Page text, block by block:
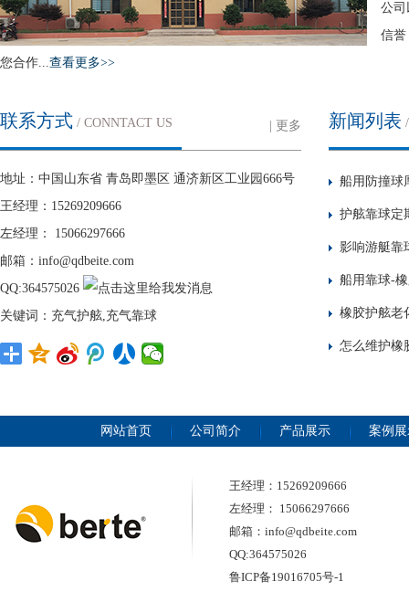
公司
信誉
您合作...查看更多>>
联系方式 / CONNTACT US | 更多
地址：中国山东省 青岛即墨区 通济新区工业园666号
王经理：15269209666
左经理： 15066297666
邮箱：info@qdbeite.com
QQ:364575026
关键词：充气护舷,充气靠球
新闻列表
船用防撞球
护舷靠球定
影响游艇靠
船用靠球-
橡胶护舷老
怎么维护橡
网站首页 公司简介 产品展示 案例
王经理：15269209666
左经理： 15066297666
邮箱：info@qdbeite.com
QQ:364575026
鲁ICP备19016705号-1